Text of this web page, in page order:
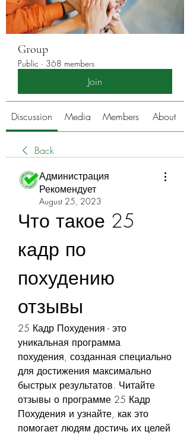
Group
Public · 368 members
Join
Discussion Media Members About
Back
Администрация
Рекомендует
August 25, 2023
Что такое 25
кадр по
похудению
отзывы
25 Кадр Похудения - это
уникальная программа
похудения, созданная специально
для достижения максимально
быстрых результатов. Читайте
отзывы о программе 25 Кадр
Похудения и узнайте, как это
помогает людям достичь их целей